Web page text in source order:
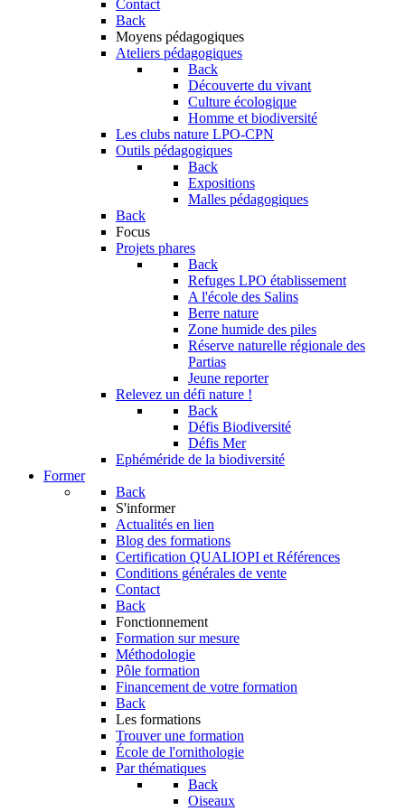
Contact
Back
Moyens pédagogiques
Ateliers pédagogiques
Back
Découverte du vivant
Culture écologique
Homme et biodiversité
Les clubs nature LPO-CPN
Outils pédagogiques
Back
Expositions
Malles pédagogiques
Back
Focus
Projets phares
Back
Refuges LPO établissement
A l'école des Salins
Berre nature
Zone humide des piles
Réserve naturelle régionale des
Partias
Jeune reporter
Relevez un défi nature !
Back
Défis Biodiversité
Défis Mer
Ephéméride de la biodiversité
Former
Back
S'informer
Actualités en lien
Blog des formations
Certification QUALIOPI et Références
Conditions générales de vente
Contact
Back
Fonctionnement
Formation sur mesure
Méthodologie
Pôle formation
Financement de votre formation
Back
Les formations
Trouver une formation
École de l'ornithologie
Par thématiques
Back
Oiseaux